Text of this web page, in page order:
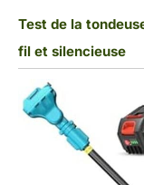
Test de la
fil et silencieuse